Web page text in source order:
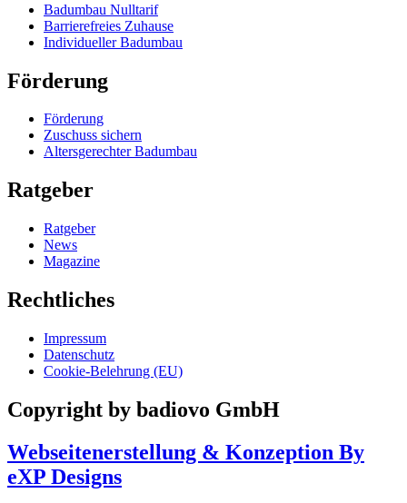
Badumbau Nulltarif
Barrierefreies Zuhause
Individueller Badumbau
Förderung
Förderung
Zuschuss sichern
Altersgerechter Badumbau
Ratgeber
Ratgeber
News
Magazine
Rechtliches
Impressum
Datenschutz
Cookie-Belehrung (EU)
Copyright by badiovo GmbH
Webseitenerstellung & Konzeption By
eXP Designs